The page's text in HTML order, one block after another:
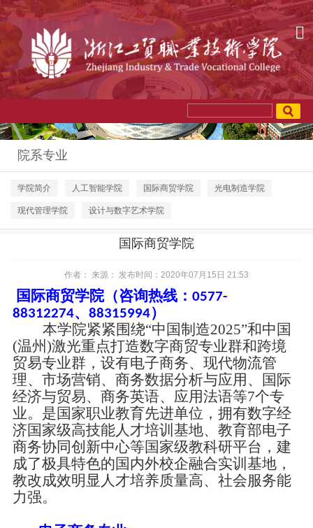
院系专业
学院简介 人工智能学院 国际商贸学院 光电制造学院
现代管理学院 设计与数字艺术学院
国际商贸学院
作者： 来源： 发布时间：2020年07月15日 21:53
国际商贸学院（咨询热线： 0577-
88312274、 88315994）
本学院紧紧围绕“中国制造2025”和中国
(温州)激光重点打造数字商贸专业群和跨境
贸易专业群，设有电子商务、现代物流管
理、市场营销、商务数据分析与应用、国际
经济与贸易、商务英语、应用法语等7个专
业。是国家职业教育先进单位，拥有数字经
济国家级高技能人才培训基地、教育部电子
商务协同创新中心等国家级教科研平台，建
成了极具特色的国内外校企融合实训基地，
教改成效明显人才培养质量高、社会服务能
力强。